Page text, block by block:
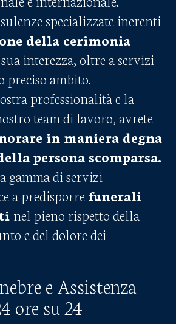
specializzate inerenti
della cerimonia
interezza, oltre a servizi
preciso ambito.
professionalità e la
team di lavoro, avrete
in maniera degna
persona scomparsa.
gamma di servizi
a predisporrefunerali
nel pieno rispetto della
e del dolore dei
e Assistenza
ore su 24